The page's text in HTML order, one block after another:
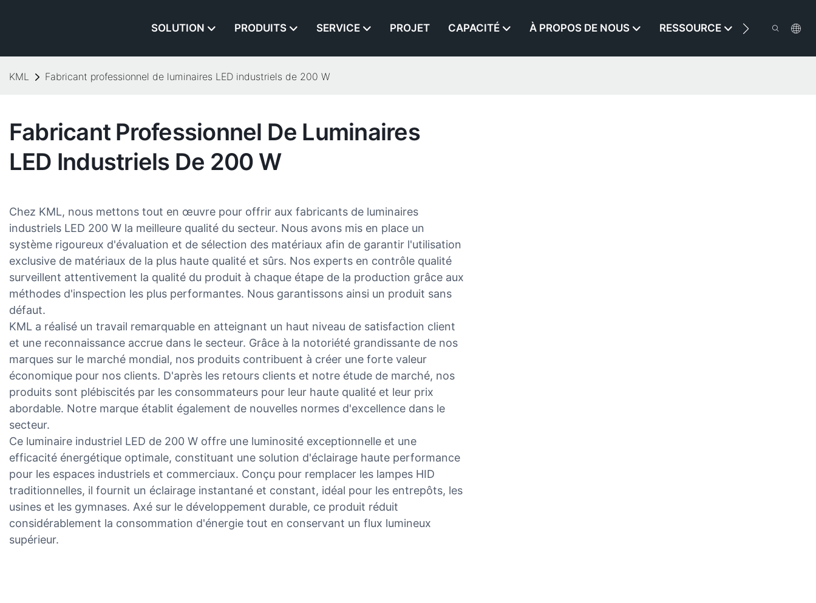
SOLUTION PRODUITS SERVICE PROJET CAPACITÉ À PROPOS DE NOUS RESSOURCE
KML Fabricant professionnel de luminaires LED industriels de 200 W
Fabricant Professionnel De Luminaires
LED Industriels De 200 W
Chez KML, nous mettons tout en œuvre pour offrir aux fabricants de luminaires
industriels LED 200 W la meilleure qualité du secteur. Nous avons mis en place un
système rigoureux d'évaluation et de sélection des matériaux afin de garantir l'utilisation
exclusive de matériaux de la plus haute qualité et sûrs. Nos experts en contrôle qualité
surveillent attentivement la qualité du produit à chaque étape de la production grâce aux
méthodes d'inspection les plus performantes. Nous garantissons ainsi un produit sans
défaut.
KML a réalisé un travail remarquable en atteignant un haut niveau de satisfaction client
et une reconnaissance accrue dans le secteur. Grâce à la notoriété grandissante de nos
marques sur le marché mondial, nos produits contribuent à créer une forte valeur
économique pour nos clients. D'après les retours clients et notre étude de marché, nos
produits sont plébiscités par les consommateurs pour leur haute qualité et leur prix
abordable. Notre marque établit également de nouvelles normes d'excellence dans le
secteur.
Ce luminaire industriel LED de 200 W offre une luminosité exceptionnelle et une
efficacité énergétique optimale, constituant une solution d'éclairage haute performance
pour les espaces industriels et commerciaux. Conçu pour remplacer les lampes HID
traditionnelles, il fournit un éclairage instantané et constant, idéal pour les entrepôts, les
usines et les gymnases. Axé sur le développement durable, ce produit réduit
considérablement la consommation d'énergie tout en conservant un flux lumineux
supérieur.